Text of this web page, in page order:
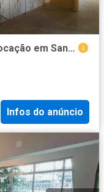
Casa / Sobrado Comercial para Locação em Santos/SP Gonzaga 4 Quartos
Infos do anúncio